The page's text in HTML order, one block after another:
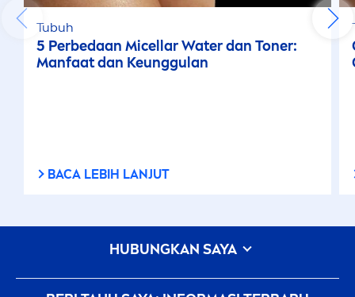
Tubuh
5 Perbedaan Micellar Water dan Toner:
Manfaat dan Keunggulan
BACA LEBIH LANJUT
HUBUNGKAN SAYA